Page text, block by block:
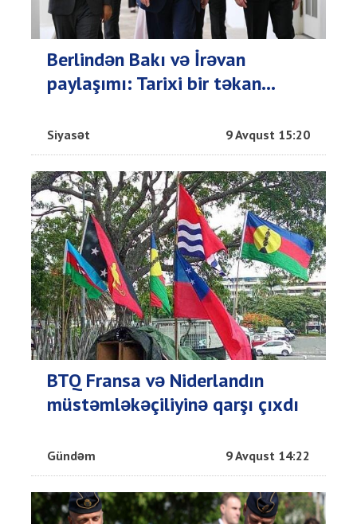
Berlindən Bakı və İrəvan
paylaşımı: Tarixi bir təkan...
Siyasət 9 Avqust 15:20
BTQ Fransa və Niderlandın
müstəmləkəçiliyinə qarşı çıxdı
Gündəm 9 Avqust 14:22